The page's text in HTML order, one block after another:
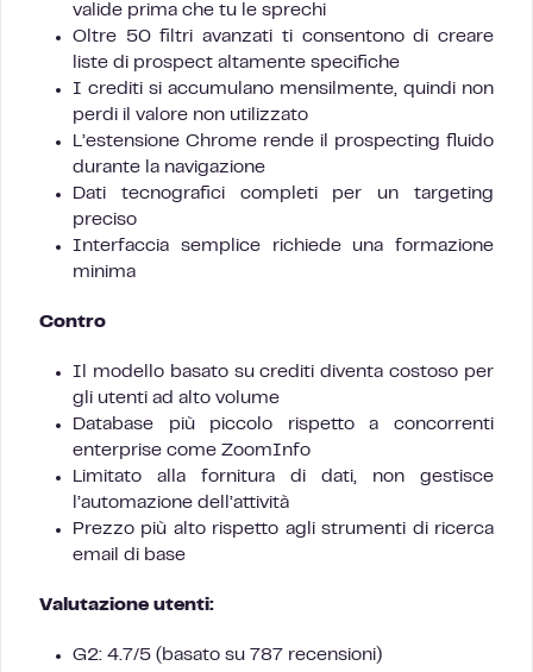
valide prima che tu le sprechi
Oltre 50 filtri avanzati ti consentono di creare
liste di prospect altamente specifiche
I crediti si accumulano mensilmente, quindi non
perdi il valore non utilizzato
L’estensione Chrome rende il prospecting fluido
durante la navigazione
Dati tecnografici completi per un targeting
preciso
Interfaccia semplice richiede una formazione
minima
Contro
Il modello basato su crediti diventa costoso per
gli utenti ad alto volume
Database più piccolo rispetto a concorrenti
enterprise come ZoomInfo
Limitato alla fornitura di dati, non gestisce
l’automazione dell’attività
Prezzo più alto rispetto agli strumenti di ricerca
email di base
Valutazione utenti:
G2: 4.7/5 (basato su 787 recensioni)